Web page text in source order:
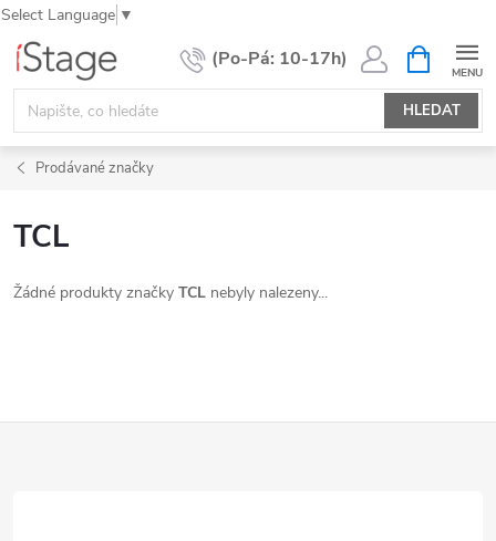
Select Language ▼
Přejít
obsah
HLEDAT
NÁKUPNÍ
KOŠÍK
Prodávané značky
TCL
Žádné produkty značky TCL nebyly nalezeny...